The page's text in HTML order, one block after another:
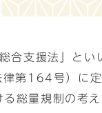
合支援法」とい
第164号）に
総量規制の考